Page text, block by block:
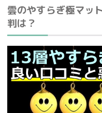
雲のやすらぎ極マッ
判は？